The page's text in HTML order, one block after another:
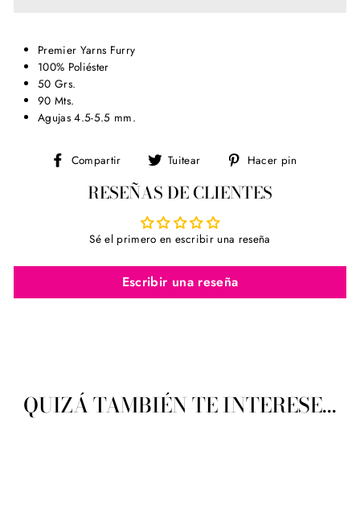
Premier Yarns Furry
100% Poliéster
50 Grs.
90 Mts.
Agujas 4.5-5.5 mm.
Compartir
Compartir
Facebook
Tuitear
Tuitear
Twitter
Hacer pin
RESEÑAS DE CLIENTES
Sé el primero en escribir una reseña
Escribir una reseña
QUIZÁ TAMBIÉN TE INTERESE...